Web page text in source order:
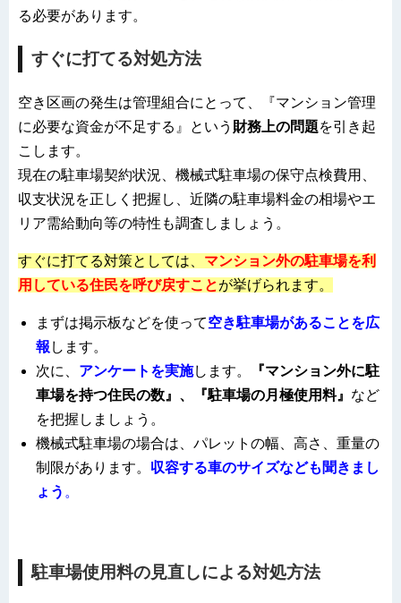
る必要があります。
すぐに打てる対処方法
空き区画の発生は管理組合にとって、『マンション管理
に必要な資金が不足する』という 財務上の問題を引き起
こします。
現在の駐車場契約状況、機械式駐車場の保守点検費用、
収支状況を正しく把握し、近隣の駐車場料金の相場やエ
リア需給動向等の特性も調査しましょう。
すぐに打てる対策としては、 マンション外の駐車場を利
用している住民を呼び戻すことが挙げられます。
まずは掲示板などを使って空き駐車場があることを広
報 します。
次に、 アンケートを実施します。 『マンション外に駐
車場を持つ住民の数』、『駐車場の月極使用料』 など
を把握しましょう。
機械式駐車場の場合は、パレットの幅、高さ、重量の
制限があります。 収容する車のサイズなども聞きまし
ょう 。
駐車場使用料の見直しによる対処方法